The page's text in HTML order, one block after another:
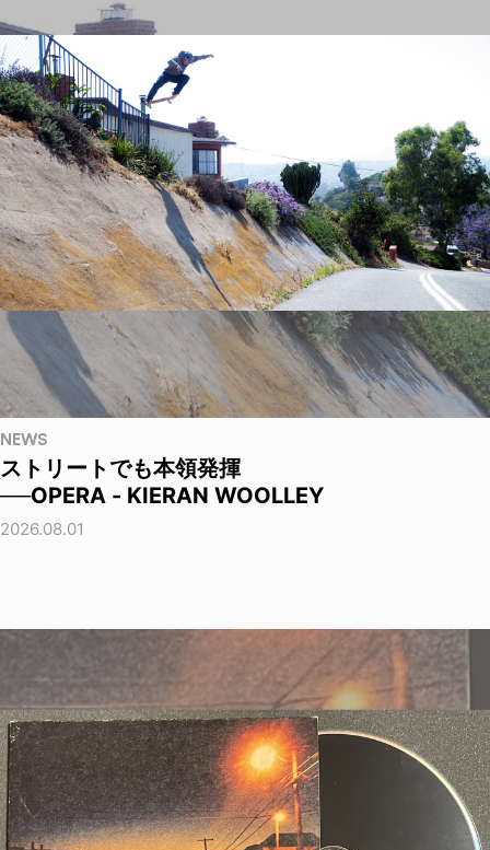
NEWS
ストリートでも本領発揮
──OPERA - KIERAN WOOLLEY
2026.08.01